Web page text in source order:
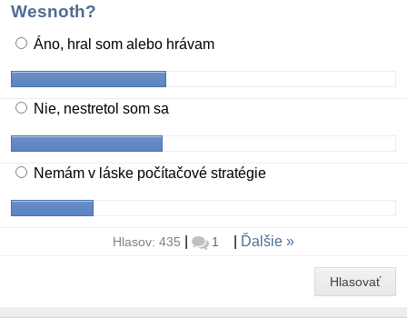
Wesnoth?
Áno, hral som alebo hrávam
Nie, nestretol som sa
Nemám v láske počítačové stratégie
Hlasov: 435 1 Ďalšie
Hlasovať